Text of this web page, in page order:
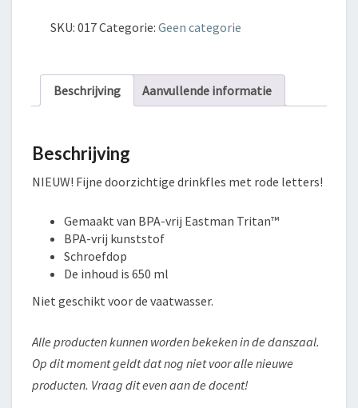
SKU: 017Categorie: Geen categorie
Beschrijving Aanvullende informatie
Beschrijving
NIEUW! Fijne doorzichtige drinkfles met rode letters!
Gemaakt van BPA-vrij Eastman Tritan™
BPA-vrij kunststof
Schroefdop
De inhoud is 650 ml
Niet geschikt voor de vaatwasser.
Alle producten kunnen worden bekeken in de danszaal.
Op dit moment geldt dat nog niet voor alle nieuwe
producten. Vraag dit even aan de docent!